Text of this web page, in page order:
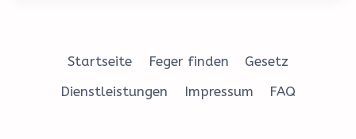
Startseite Feger finden
Gesetz
Dienstleistungen
Impressum FAQ